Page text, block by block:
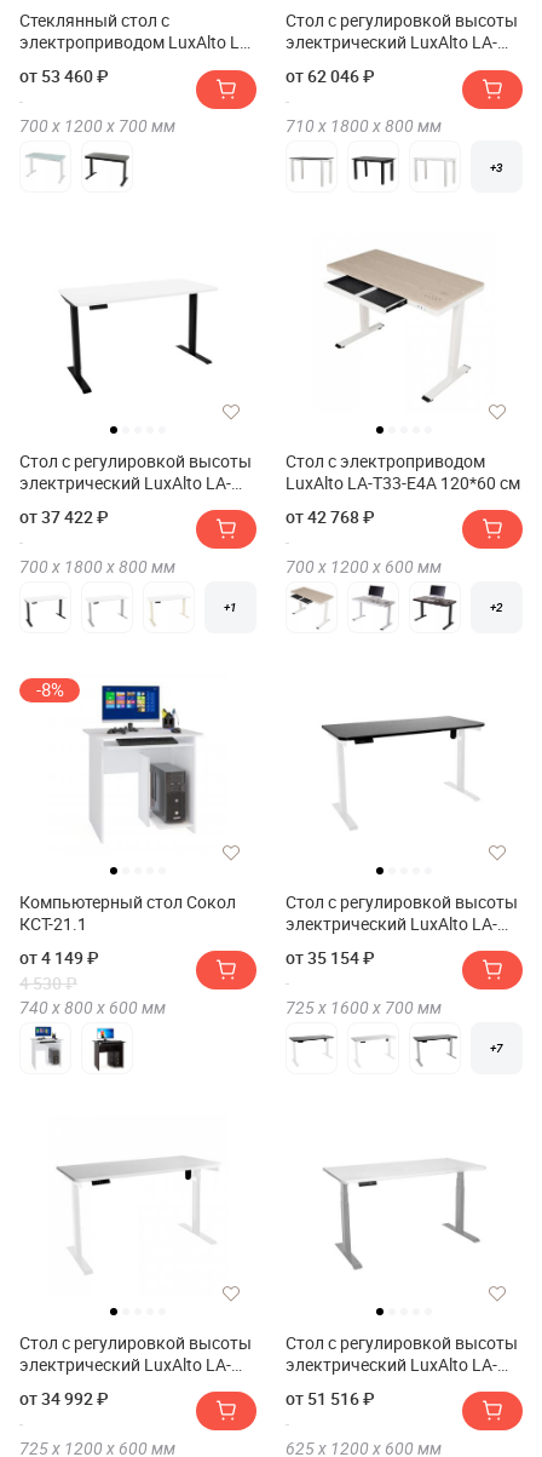
Стеклянный стол с
электроприводом LuxAlto LA-
от 53 460 ₽
700 х 1200 х 700 мм
Стол с регулировкой высоты
электрический LuxAlto LA-
от 62 046 ₽
710 х 1800 х800 мм
+3
Стол с регулировкой высоты
электрический LuxAlto LA-
от 37 422 ₽
700 х 1800 х800 мм
+1
Стол с электроприводом
LuxAlto LA-T33-E4A 120*60 см
от 42 768 ₽
700 х 1200 х 600 мм
+2
-8%
Компьютерный стол Сокол
КСТ-21.1
от 4 149 ₽
4 530 ₽
740 х800 х 600 мм
Стол с регулировкой высоты
электрический LuxAlto LA-
от 35 154 ₽
725 х 1600 х 700 мм
+7
Стол с регулировкой высоты
электрический LuxAlto LA-
от 34 992 ₽
725 х 1200 х 600 мм
Стол с регулировкой высоты
электрический LuxAlto LA-
от 51 516 ₽
625 х 1200 х 600 мм